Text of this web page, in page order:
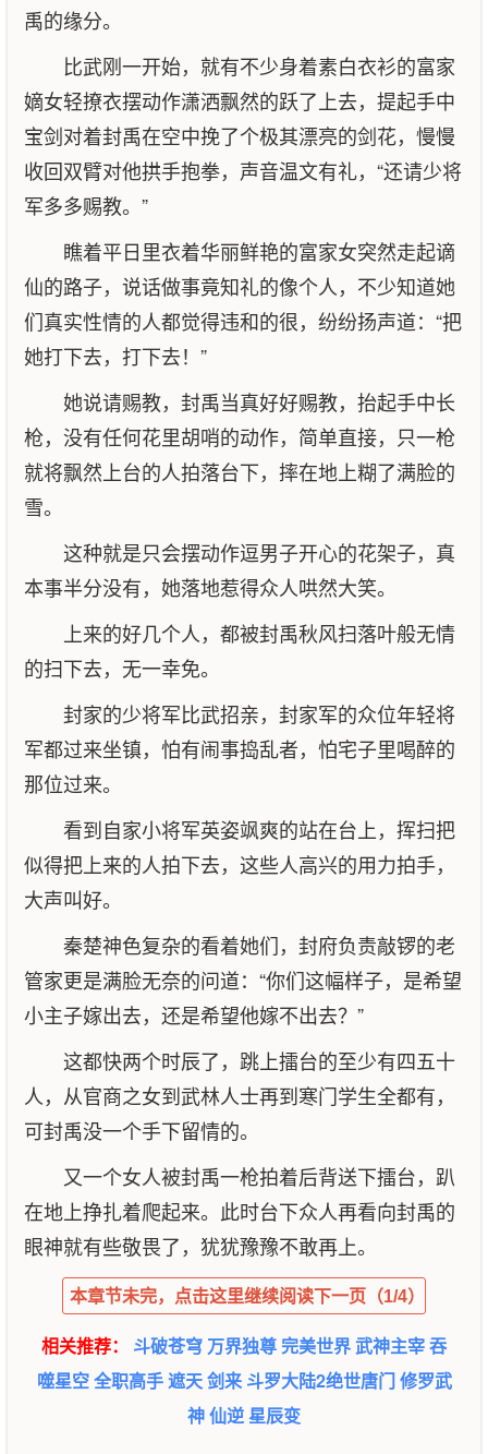
禹的缘分。
比武刚一开始，就有不少身着素白衣衫的富家
嫡女轻撩衣摆动作潇洒飘然的跃了上去，提起手中
宝剑对着封禹在空中挽了个极其漂亮的剑花，慢慢
收回双臂对他拱手抱拳，声音温文有礼，“还请少将
军多多赐教。”
瞧着平日里衣着华丽鲜艳的富家女突然走起谪
仙的路子，说话做事竟知礼的像个人，不少知道她
们真实性情的人都觉得违和的很，纷纷扬声道：“把
她打下去，打下去！”
她说请赐教，封禹当真好好赐教，抬起手中长
枪，没有任何花里胡哨的动作，简单直接，只一枪
就将飘然上台的人拍落台下，摔在地上糊了满脸的
雪。
这种就是只会摆动作逗男子开心的花架子，真
本事半分没有，她落地惹得众人哄然大笑。
上来的好几个人，都被封禹秋风扫落叶般无情
的扫下去，无一幸免。
封家的少将军比武招亲，封家军的众位年轻将
军都过来坐镇，怕有闹事捣乱者，怕宅子里喝醉的
那位过来。
看到自家小将军英姿飒爽的站在台上，挥扫把
似得把上来的人拍下去，这些人高兴的用力拍手，
大声叫好。
秦楚神色复杂的看着她们，封府负责敲锣的老
管家更是满脸无奈的问道：“你们这幅样子，是希望
小主子嫁出去，还是希望他嫁不出去？”
这都快两个时辰了，跳上擂台的至少有四五十
人，从官商之女到武林人士再到寒门学生全都有，
可封禹没一个手下留情的。
又一个女人被封禹一枪拍着后背送下擂台，趴
在地上挣扎着爬起来。此时台下众人再看向封禹的
眼神就有些敬畏了，犹犹豫豫不敢再上。
本章节未完，点击这里继续阅读下一页（1/4）
相关推荐： 斗破苍穹 万界独尊 完美世界武神主宰吞
噬星空全职高手遮天剑来 斗罗大陆2绝世唐门修罗武
神仙逆星辰变